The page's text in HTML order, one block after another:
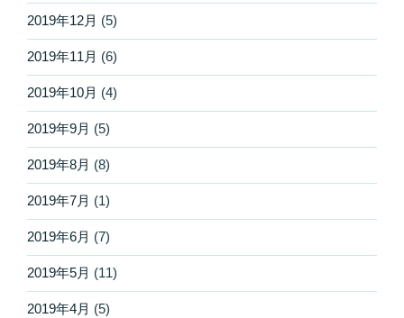
2019年12月 (5)
2019年11月 (6)
2019年10月 (4)
2019年9月 (5)
2019年8月 (8)
2019年7月 (1)
2019年6月 (7)
2019年5月 (11)
2019年4月 (5)